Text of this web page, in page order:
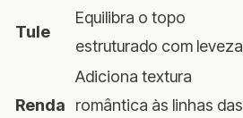
Tule
Equilibra o topo
estruturado com leveza
Renda
Adiciona textura
romântica às linhas das